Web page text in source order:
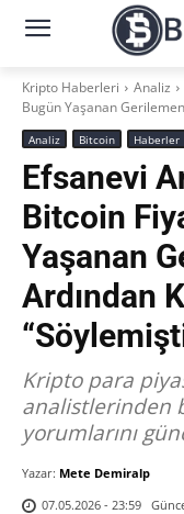
Kripto Haberleri Analiz
Bugün Yaşanan
Analiz Bitcoin Haberler
Efsanevi
Bitcoin
Yaşanan
Ardından
Kripto para
analistlerinden
yorumlarını
Yazar: Mete Demiralp
07.05.2026 - 23:59